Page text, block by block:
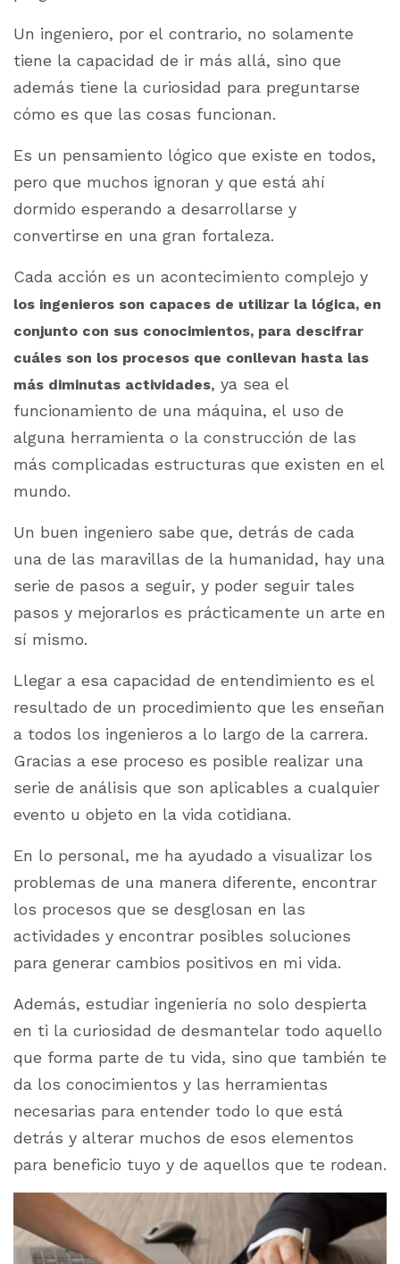
Un ingeniero, por el contrario, no solamente
tiene la capacidad de ir más allá, sino que
además tiene la curiosidad para preguntarse
cómo es que las cosas funcionan.
Es un pensamiento lógico que existe en todos,
pero que muchos ignoran y que está ahí
dormido esperando a desarrollarse y
convertirse en una gran fortaleza.
Cada acción es un acontecimiento complejo y
los ingenieros son capaces de utilizar la lógica, en
conjunto con sus conocimientos, para descifrar
cuáles son los procesos que conllevan hasta las
más diminutas actividades, ya sea el
funcionamiento de una máquina, el uso de
alguna herramienta o la construcción de las
más complicadas estructuras que existen en el
mundo.
Un buen ingeniero sabe que, detrás de cada
una de las maravillas de la humanidad, hay una
serie de pasos a seguir, y poder seguir tales
pasos y mejorarlos es prácticamente un arte en
sí mismo.
Llegar a esa capacidad de entendimiento es el
resultado de un procedimiento que les enseñan
a todos los ingenieros a lo largo de la carrera.
Gracias a ese proceso es posible realizar una
serie de análisis que son aplicables a cualquier
evento u objeto en la vida cotidiana.
En lo personal, me ha ayudado a visualizar los
problemas de una manera diferente, encontrar
los procesos que se desglosan en las
actividades y encontrar posibles soluciones
para generar cambios positivos en mi vida.
Además, estudiar ingeniería no solo despierta
en ti la curiosidad de desmantelar todo aquello
que forma parte de tu vida, sino que también te
da los conocimientos y las herramientas
necesarias para entender todo lo que está
detrás y alterar muchos de esos elementos
para beneficio tuyo y de aquellos que te rodean.